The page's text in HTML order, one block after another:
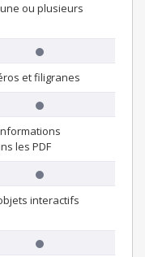
ou plusieurs
et filigranes
les PDF
interactifs